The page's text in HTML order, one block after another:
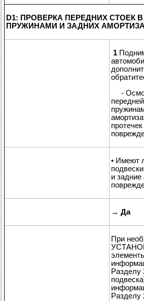
D1: ПРОВЕРКА ПЕРЕДНИХ СТОЕК
ПРУЖИНАМИ И ЗАДНИХ
1
-
• Имеют
и задние
→ Да
При
Разделу
Разделу